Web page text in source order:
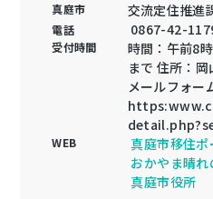
真庭市 交流定住推進
電話 0867-42-
受付時間
時間：午前8
まで 住所：
メールフォー
WEB
真庭市移住ポ
おかやま晴れ
真庭市役所